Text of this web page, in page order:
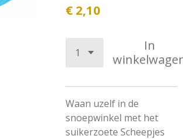
€ 2,10
In
Waan uzelf in de
snoepwinkel met het
suikerzoete Scheepjes